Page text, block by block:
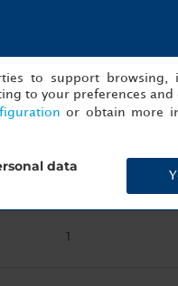
Individual
1
to support browsing,
to your preferences and
or obtain more
data